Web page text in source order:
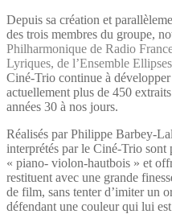
Depuis sa création et
des trois membres du groupe,
Philharmonique de Radio
Lyriques, de l’Ensemble Ellipses
Ciné-Trio continue à
actuellement plus de 450
années 30 à nos jours.
Réalisés par Philippe Barbey-
interprétés par le Ciné-Trio sont
« piano- violon-hautbois » et
restituent avec une grande
de film, sans tenter d’imiter un
défendant une couleur qui lui